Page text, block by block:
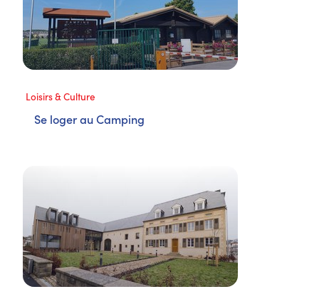
Loisirs & Culture
Se loger au Camping